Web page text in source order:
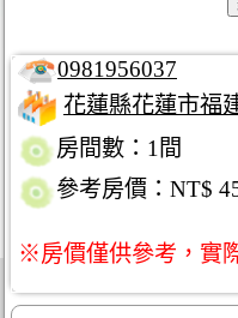
0981956037
花蓮縣花蓮市福
房間數：1間
參考房價：NT$
※房價僅供參考，實